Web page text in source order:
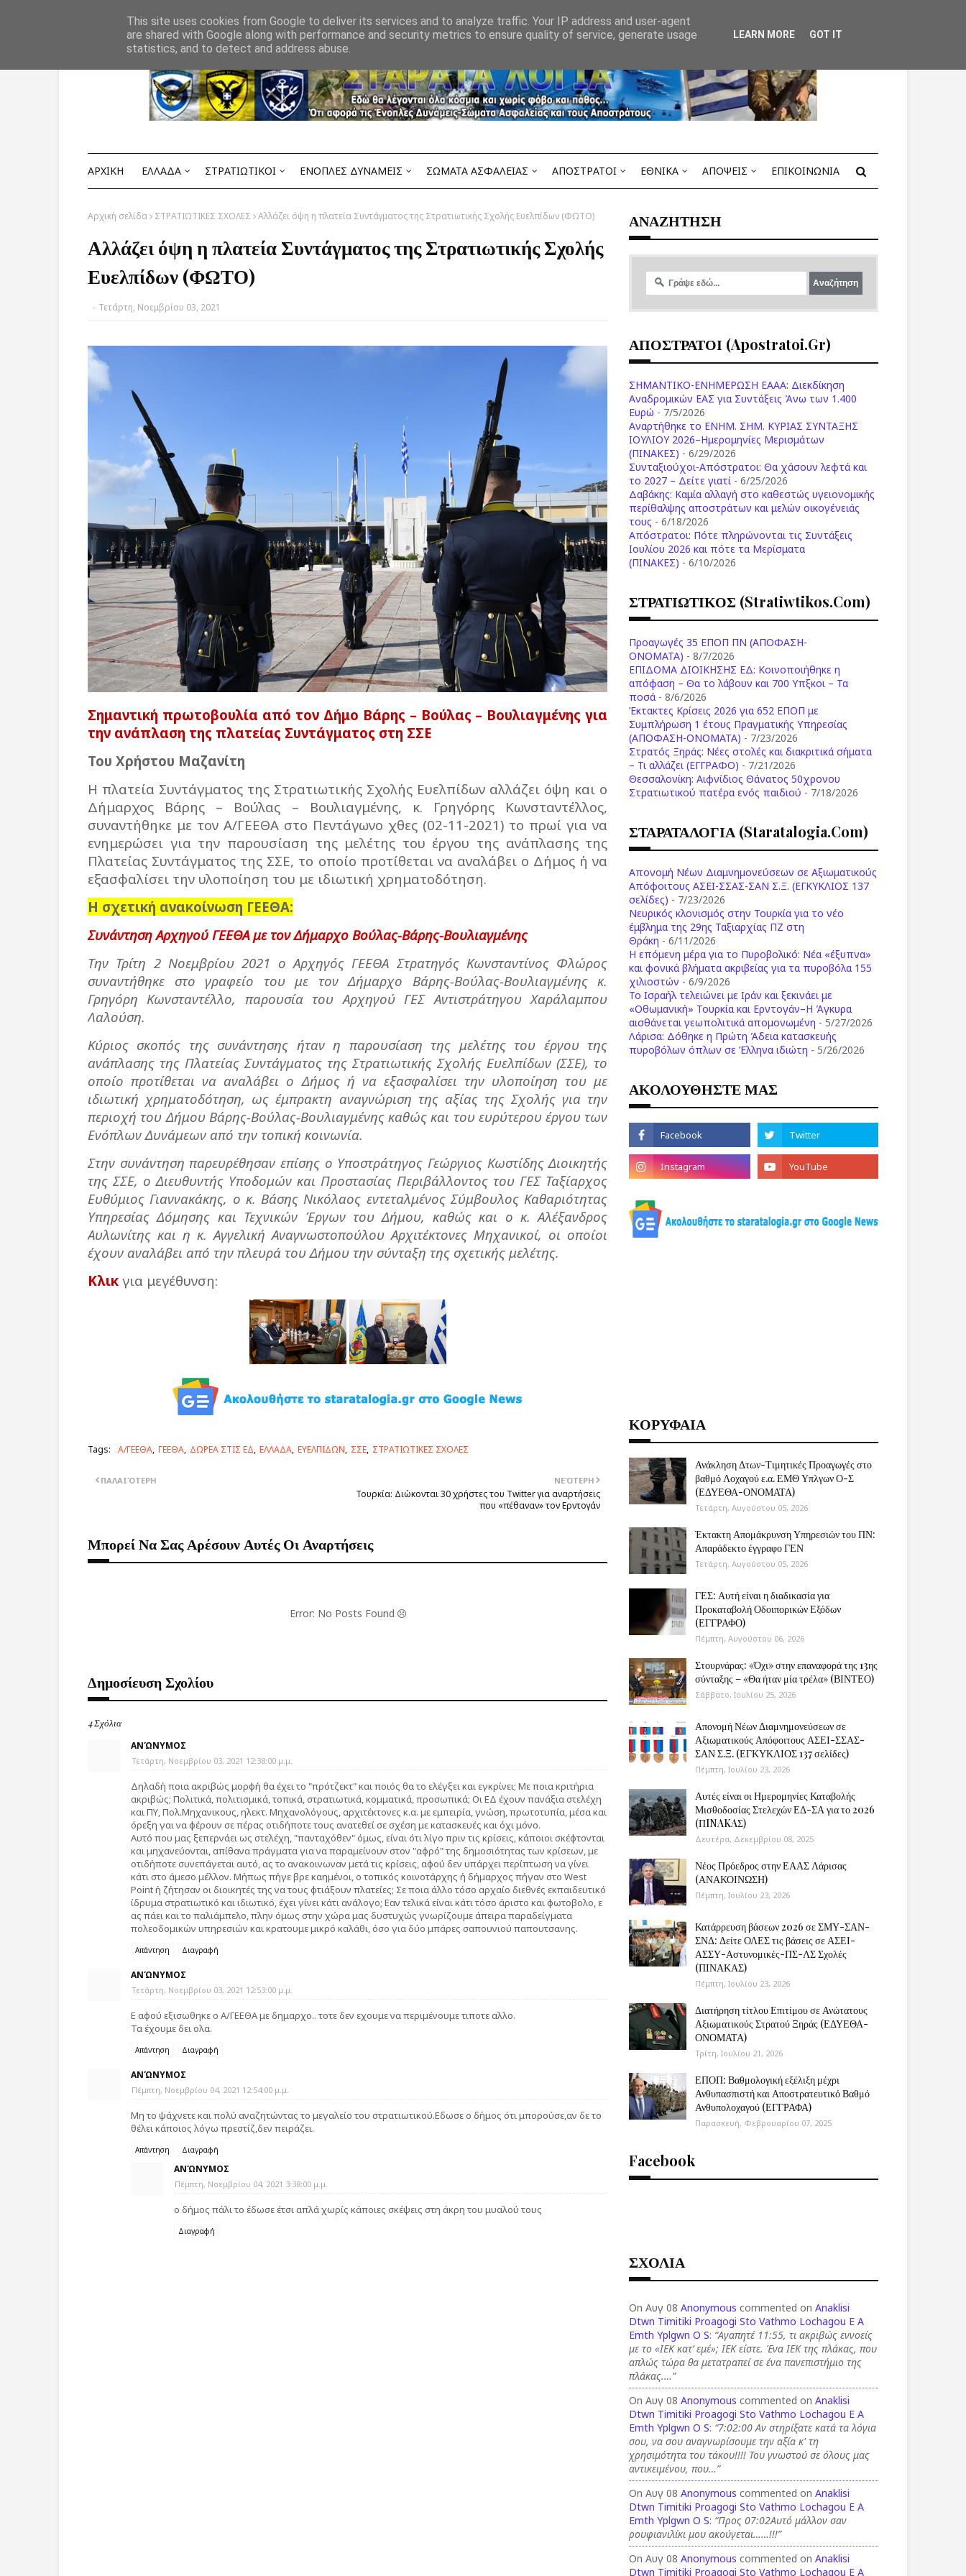
ΑΡΧΙΚΗ ΕΛΛΑΔΑ ΣΤΡΑΤΙΩΤΙΚΟΙ ΕΝΟΠΛΕΣ ΔΥΝΑΜΕΙΣ ΣΩΜΑΤΑ ΑΣΦΑΛΕΙΑΣ ΑΠΟΣΤΡΑΤΟΙ ΕΘΝΙΚΑ ΑΠΟΨΕΙΣ ΕΠΙΚΟΙΝΩΝΙΑ
Αρχική σελίδα ΣΤΡΑΤΙΩΤΙΚΕΣ ΣΧΟΛΕΣ Αλλάζει όψη η πλατεία Συντάγματος της Στρατιωτικής Σχολής Ευελπίδων (ΦΩΤΟ)
Αλλάζει όψη η πλατεία Συντάγματος της Στρατιωτικής Σχολής
Ευελπίδων (ΦΩΤΟ)
- Τετάρτη, Νοεμβρίου 03, 2021
Σημαντική πρωτοβουλία από τον Δήμο Βάρης – Βούλας – Βουλιαγμένης για
την ανάπλαση της πλατείας Συντάγματος στη ΣΣΕ
Του Χρήστου Μαζανίτη
Η πλατεία Συντάγματος της Στρατιωτικής Σχολής Ευελπίδων αλλάζει όψη και ο
Δήμαρχος Βάρης – Βούλας – Βουλιαγμένης, κ. Γρηγόρης Κωνσταντέλλος,
συναντήθηκε με τον Α/ΓΕΕΘΑ στο Πεντάγωνο χθες (02-11-2021) το πρωί για να
ενημερώσει για την παρουσίαση της μελέτης του έργου της ανάπλασης της
Πλατείας Συντάγματος της ΣΣΕ, το οποίο προτίθεται να αναλάβει ο Δήμος ή να
εξασφαλίσει την υλοποίηση του με ιδιωτική χρηματοδότηση.
Η σχετική ανακοίνωση ΓΕΕΘΑ:
Συνάντηση Αρχηγού ΓΕΕΘΑ με τον Δήμαρχο Βούλας-Βάρης-Βουλιαγμένης
Την Τρίτη 2 Νοεμβρίου 2021 ο Αρχηγός ΓΕΕΘΑ Στρατηγός Κωνσταντίνος Φλώρος
συναντήθηκε στο γραφείο του με τον Δήμαρχο Βάρης-Βούλας-Βουλιαγμένης κ.
Γρηγόρη Κωνσταντέλλο, παρουσία του Αρχηγού ΓΕΣ Αντιστράτηγου Χαράλαμπου
Λαλούση.
Κύριος σκοπός της συνάντησης ήταν η παρουσίαση της μελέτης του έργου της
ανάπλασης της Πλατείας Συντάγματος της Στρατιωτικής Σχολής Ευελπίδων (ΣΣΕ), το
οποίο προτίθεται να αναλάβει ο Δήμος ή να εξασφαλίσει την υλοποίηση του με
ιδιωτική χρηματοδότηση, ως έμπρακτη αναγνώριση της αξίας της Σχολής για την
περιοχή του Δήμου Βάρης-Βούλας-Βουλιαγμένης καθώς και του ευρύτερου έργου των
Ενόπλων Δυνάμεων από την τοπική κοινωνία.
Στην συνάντηση παρευρέθησαν επίσης ο Υποστράτηγος Γεώργιος Κωστίδης Διοικητής
της ΣΣΕ, ο Διευθυντής Υποδομών και Προστασίας Περιβάλλοντος του ΓΕΣ Ταξίαρχος
Ευθύμιος Γιαννακάκης, ο κ. Βάσης Νικόλαος εντεταλμένος Σύμβουλος Καθαριότητας
Υπηρεσίας Δόμησης και Τεχνικών Έργων του Δήμου, καθώς και ο κ. Αλέξανδρος
Αυλωνίτης και η κ. Αγγελική Αναγνωστοπούλου Αρχιτέκτονες Μηχανικοί, οι οποίοι
έχουν αναλάβει από την πλευρά του Δήμου την σύνταξη της σχετικής μελέτης.
Κλικ για μεγέθυνση:
Tags: Α/ΓΕΕΘΑ ΓΕΕΘΑ ΔΩΡΕΑ ΣΤΙΣ ΕΔ ΕΛΛΑΔΑ ΕΥΕΛΠΙΔΩΝ ΣΣΕ ΣΤΡΑΤΙΩΤΙΚΕΣ ΣΧΟΛΕΣ
ΝΕΌΤΕΡΗ
Τουρκία: Διώκονται 30 χρήστες του Twitter για αναρτήσεις
που «πέθαναν» τον Ερντογάν
ΠΑΛΑΙΌΤΕΡΗ
Μπορεί Να Σας Αρέσουν Αυτές Οι Αναρτήσεις
Error: No Posts Found
Δημοσίευση Σχολίου
4 Σχόλια
ΑΝΏΝΥΜΟΣ
Τετάρτη, Νοεμβρίου 03, 2021 12:38:00 μ.μ.
Δηλαδή ποια ακριβώς μορφή θα έχει το "πρότζεκτ" και ποιός θα το ελέγξει και εγκρίνει; Με ποια κριτήρια
ακριβώς; Πολιτικά, πολιτισμικά, τοπικά, στρατιωτικά, κομματικά, προσωπικά; Οι ΕΔ έχουν πανάξια στελέχη
και ΠΥ, Πολ.Μηχανικους, ηλεκτ. Μηχανολόγους, αρχιτέκτονες κ.α. με εμπειρία, γνώση, πρωτοτυπία, μέσα και
όρεξη γαι να φέρουν σε πέρας οτιδήποτε τους ανατεθεί σε σχέση με κατασκευές και όχι μόνο.
Αυτό που μας ξεπερνάει ως στελέχη, "πανταχόθεν" όμως, είναι ότι λίγο πριν τις κρίσεις, κάποιοι σκέφτονται
και μηχανεύονται, απίθανα πράγματα για να παραμείνουν στον "αφρό" της δημοσιότητας των κρίσεων, με
οτιδήποτε συνεπάγεται αυτό, ας το ανακοινωναν μετά τις κρίσεις, αφού δεν υπάρχει περίπτωση να γίνει
κάτι στο άμεσο μέλλον. Μήπως πήγε βρε καημένοι, ο τοπικός κοινοτάρχης ή δήμαρχος πήγαν στο West
Point ή ζήτησαν οι διοικητές της να τους φτιάξουν πλατείες; Σε ποια άλλο τόσο αρχαίο διεθνές εκπαιδευτικό
ίδρυμα στρατιωτικό και ιδιωτικό, έχει γίνει κάτι ανάλογο; Εαν τελικά είναι κάτι τόσο άριστο και φωτοβολο, ε
ας πάει και το παλιάμπελο, πλην όμως στην χώρα μας δυστυχώς γνωρίζουμε άπειρα παραδείγματα
πολεοδομικών υπηρεσιών και κρατουμε μικρό καλάθι, όσο για δύο μπάρες σαπουνιού παπουτσανης.
Απάντηση Διαγραφή
ΑΝΏΝΥΜΟΣ
Τετάρτη, Νοεμβρίου 03, 2021 12:53:00 μ.μ.
Ε αφού εξισωθηκε ο Α/ΓΕΕΘΑ με δημαρχο.. τοτε δεν εχουμε να περιμένουμε τιποτε αλλο.
Τα έχουμε δει ολα.
Απάντηση Διαγραφή
ΑΝΏΝΥΜΟΣ
Πέμπτη, Νοεμβρίου 04, 2021 12:54:00 μ.μ.
Μη το ψάχνετε και πολύ αναζητώντας το μεγαλείο του στρατιωτικού.Εδωσε ο δήμος ότι μπορούσε,αν δε το
θέλει κάποιος λόγω πρεστίζ,δεν πειράζει.
Απάντηση Διαγραφή
ΑΝΏΝΥΜΟΣ
Πέμπτη, Νοεμβρίου 04, 2021 3:38:00 μ.μ.
ο δήμος πάλι το έδωσε έτσι απλά χωρίς κάποιες σκέψεις στη άκρη του μυαλού τους
Διαγραφή
ΑΝΑΖΗΤΗΣΗ
ΑΠΟΣΤΡΑΤΟΙ (apostratoi.gr)
ΣΗΜΑΝΤΙΚΟ-ΕΝΗΜΕΡΩΣΗ ΕΑΑΑ: Διεκδίκηση
Αναδρομικών ΕΑΣ για Συντάξεις Άνω των 1.400
Ευρώ - 7/5/2026
Aναρτήθηκε το ENHM. ΣΗΜ. ΚΥΡΙΑΣ ΣΥΝΤΑΞΗΣ
ΙΟΥΛΙΟΥ 2026–Ημερομηνίες Μερισμάτων
(ΠΙΝΑΚΕΣ) - 6/29/2026
Συνταξιούχοι-Απόστρατοι: Θα χάσουν λεφτά και
το 2027 – Δείτε γιατί - 6/25/2026
Δαβάκης: Καμία αλλαγή στο καθεστώς υγειονομικής
περίθαλψης αποστράτων και μελών οικογένειάς
τους - 6/18/2026
Aπόστρατοι: Πότε πληρώνονται τις Συντάξεις
Ιουλίου 2026 και πότε τα Μερίσματα
(ΠΙΝΑΚΕΣ) - 6/10/2026
ΣΤΡΑΤΙΩΤΙΚΟΣ (stratiwtikos.com)
Προαγωγές 35 ΕΠΟΠ ΠΝ (ΑΠΟΦΑΣΗ-
ΟΝΟΜΑΤΑ) - 8/7/2026
ΕΠΙΔΟΜΑ ΔΙΟΙΚΗΣΗΣ ΕΔ: Κοινοποιήθηκε η
απόφαση – Θα το λάβουν και 700 Υπξκοι – Τα
ποσά - 8/6/2026
Έκτακτες Κρίσεις 2026 για 652 ΕΠΟΠ με
Συμπλήρωση 1 έτους Πραγματικής Υπηρεσίας
(ΑΠΟΦΑΣΗ-ONOMATA) - 7/23/2026
Στρατός Ξηράς: Νέες στολές και διακριτικά σήματα
– Τι αλλάζει (ΕΓΓΡΑΦΟ) - 7/21/2026
Θεσσαλονίκη: Αιφνίδιος Θάνατος 50χρονου
Στρατιωτικού πατέρα ενός παιδιού - 7/18/2026
ΣΤΑΡΑΤΑΛΟΓΙΑ (staratalogia.com)
Απονομή Νέων Διαμνημονεύσεων σε Αξιωματικούς
Απόφοιτους ΑΣΕΙ-ΣΣΑΣ-ΣΑΝ Σ.Ξ. (ΕΓΚΥΚΛΙΟΣ 137
σελίδες) - 7/23/2026
Νευρικός κλονισμός στην Τουρκία για το νέο
έμβλημα της 29ης Ταξιαρχίας ΠΖ στη
Θράκη - 6/11/2026
Η επόμενη μέρα για το Πυροβολικό: Νέα «έξυπνα»
και φονικά βλήματα ακριβείας για τα πυροβόλα 155
χιλιοστών - 6/9/2026
Το Ισραήλ τελειώνει με Ιράν και ξεκινάει με
«Οθωμανική» Τουρκία και Ερντογάν–Η Άγκυρα
αισθάνεται γεωπολιτικά απομονωμένη - 5/27/2026
Λάρισα: Δόθηκε η Πρώτη Άδεια κατασκευής
πυροβόλων όπλων σε Έλληνα ιδιώτη - 5/26/2026
ΑΚΟΛΟΥΘΗΣΤΕ ΜΑΣ
ΚΟΡΥΦΑΙΑ
Ανάκληση Δτων-Τιμητικές Προαγωγές στο
βαθμό Λοχαγού ε.α. ΕΜΘ Υπλγων Ο-Σ
(ΕΔΥΕΘΑ-ΟΝΟΜΑΤΑ)
Τετάρτη, Αυγούστου 05, 2026
Έκτακτη Απομάκρυνση Υπηρεσιών του ΠΝ:
Απαράδεκτο έγγραφο ΓΕΝ
Τετάρτη, Αυγούστου 05, 2026
ΓΕΣ: Αυτή είναι η διαδικασία για
Προκαταβολή Οδοιπορικών Εξόδων
(ΕΓΓΡΑΦΟ)
Πέμπτη, Αυγούστου 06, 2026
Στουρνάρας: «Όχι» στην επαναφορά της 13ης
σύνταξης – «Θα ήταν μία τρέλα» (ΒΙΝΤΕΟ)
Σάββατο, Ιουλίου 25, 2026
Απονομή Νέων Διαμνημονεύσεων σε
Αξιωματικούς Απόφοιτους ΑΣΕΙ-ΣΣΑΣ-
ΣΑΝ Σ.Ξ. (ΕΓΚΥΚΛΙΟΣ 137 σελίδες)
Πέμπτη, Ιουλίου 23, 2026
Αυτές είναι οι Ημερομηνίες Καταβολής
Μισθοδοσίας Στελεχών ΕΔ-ΣΑ για το 2026
(ΠINAKAΣ)
Δευτέρα, Δεκεμβρίου 08, 2025
Νέος Πρόεδρος στην ΕΑΑΣ Λάρισας
(ΑΝΑΚΟΙΝΩΣΗ)
Πέμπτη, Ιουλίου 23, 2026
Κατάρρευση βάσεων 2026 σε ΣΜΥ-ΣΑΝ-
ΣΝΔ: Δείτε ΟΛΕΣ τις βάσεις σε ΑΣΕΙ-
ΑΣΣΥ-Αστυνομικές-ΠΣ-ΛΣ Σχολές
(ΠΙΝΑΚΑΣ)
Πέμπτη, Ιουλίου 23, 2026
Διατήρηση τίτλου Επιτίμου σε Ανώτατους
Αξιωματικούς Στρατού Ξηράς (ΕΔΥΕΘΑ-
ΟΝΟΜΑΤΑ)
Τρίτη, Ιουλίου 21, 2026
ΕΠΟΠ: Βαθμολογική εξέλιξη μέχρι
Ανθυπασπιστή και Αποστρατευτικό Βαθμό
Ανθυπολοχαγού (ΕΓΓΡΑΦΑ)
Παρασκευή, Φεβρουαρίου 07, 2025
Facebook
ΣΧΟΛΙΑ
On Αυγ 08Anonymous commented onAnaklisi
Dtwn Timitiki Proagogi Sto Vathmo Lochagou E A
Emth Yplgwn O S: “Αγαπητέ 11:55, τι ακριβώς εννοείς
με το «ΙΕΚ κατ’ εμέ»; ΙΕΚ είστε. Ένα ΙΕΚ της πλάκας, που
απλώς τώρα θα μετατραπεί σε ένα πανεπιστήμιο της
πλάκας.…”
On Αυγ 08Anonymous commented onAnaklisi
Dtwn Timitiki Proagogi Sto Vathmo Lochagou E A
Emth Yplgwn O S: “7:02:00 Αν στηρίξατε κατά τα λόγια
σου, να σου αναγνωρίσουμε την αξία κ' τη
χρησιμότητα του τάκου!!!! Του γνωστού σε όλους μας
αντικειμένου, που…”
On Αυγ 08Anonymous commented onAnaklisi
Dtwn Timitiki Proagogi Sto Vathmo Lochagou E A
Emth Yplgwn O S: “Προς 07:02Αυτό μάλλον σαν
ρουφιανιλίκι μου ακούγεται……!!!”
On Αυγ 08Anonymous commented onAnaklisi
Dtwn Timitiki Proagogi Sto Vathmo Lochagou E A
This site uses cookies from Google to deliver its services and to analyze traffic. Your IP address and user-agent
are shared with Google along with performance and security metrics to ensure quality of service, generate usage
statistics, and to detect and address abuse.
LEARN MORE GOT IT